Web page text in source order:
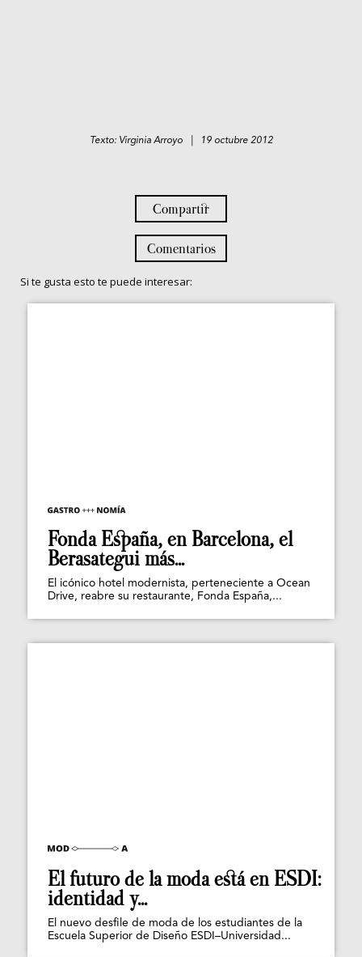
Texto: Virginia Arroyo | 19 octubre 2012
Compartir
Comentarios
Si te gusta esto te puede interesar:
Fonda España, en Barcelona, el
Berasategui más...
El icónico hotel modernista, perteneciente a Ocean
Drive, reabre su restaurante, Fonda España,...
El futuro de la moda está en ESDI:
identidad y...
El nuevo desfile de moda de los estudiantes de la
Escuela Superior de Diseño ESDI–Universidad...